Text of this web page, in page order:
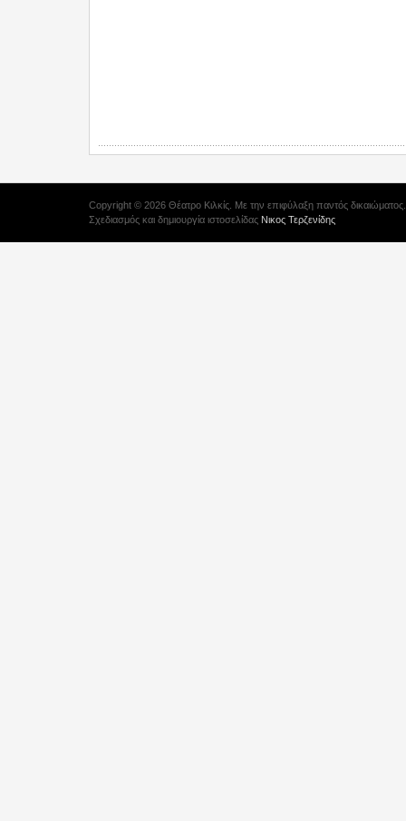
Copyright © 2026 Θέατρο Κιλκίς. Με την επιφύλαξη παντός δικαιώματος.
Σχεδιασμός και δημιουργία ιστοσελίδας Νικος Τερζενίδης